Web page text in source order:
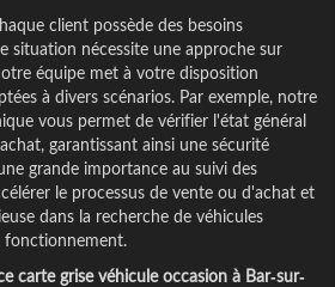
client possède des besoins
situation nécessite une approche sur
équipe met à votre disposition
à divers scénarios. Par exemple, notre
vous permet de vérifier l'état général
garantissant ainsi une sécurité
grande importance au suivi des
le processus de vente ou d'achat et
dans la recherche de véhicules
fonctionnement.
carte grise véhicule occasion à Bar-sur-